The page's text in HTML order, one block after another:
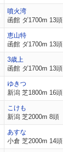
噴火湾
函館 ダ1700m 13頭
恵山特
函館 ダ1700m 13頭
3歳上
函館 ダ1700m 13頭
ゆきつ
新潟 芝1800m 16頭
こけも
新潟 芝2000m 8頭
あすな
小倉 芝2000m 14頭